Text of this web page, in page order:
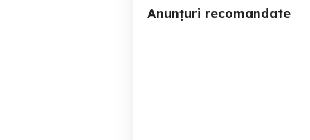
Anunțuri recomandate